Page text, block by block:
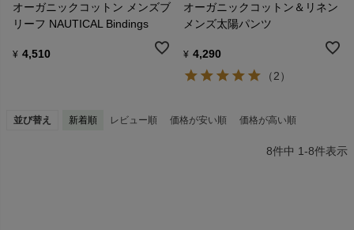
オーガニックコットン メンズブ
リーフ NAUTICAL Bindings
¥ 4,510
オーガニックコットン＆リネン
メンズ太陽パンツ
¥ 4,290
（2）
並び替え 新着順 レビュー順 価格が安い順 価格が高い順
8件中 1-8件表示